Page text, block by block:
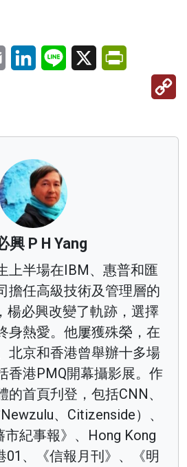
Email LinkedInLine X
興 P H Yang
上半場在IBM、惠普和匯
擔任高級技術及管理層的
楊必興改變了軌跡，選擇
身熱愛。他屢獲殊榮，在
北京和香港曾舉辦十多場
香港PMQ開幕攝影展。作
的首頁刋登，包括CNN、
、Citizenside）、
紀事報》、Hong Kong
01、《信報月刊》、《明